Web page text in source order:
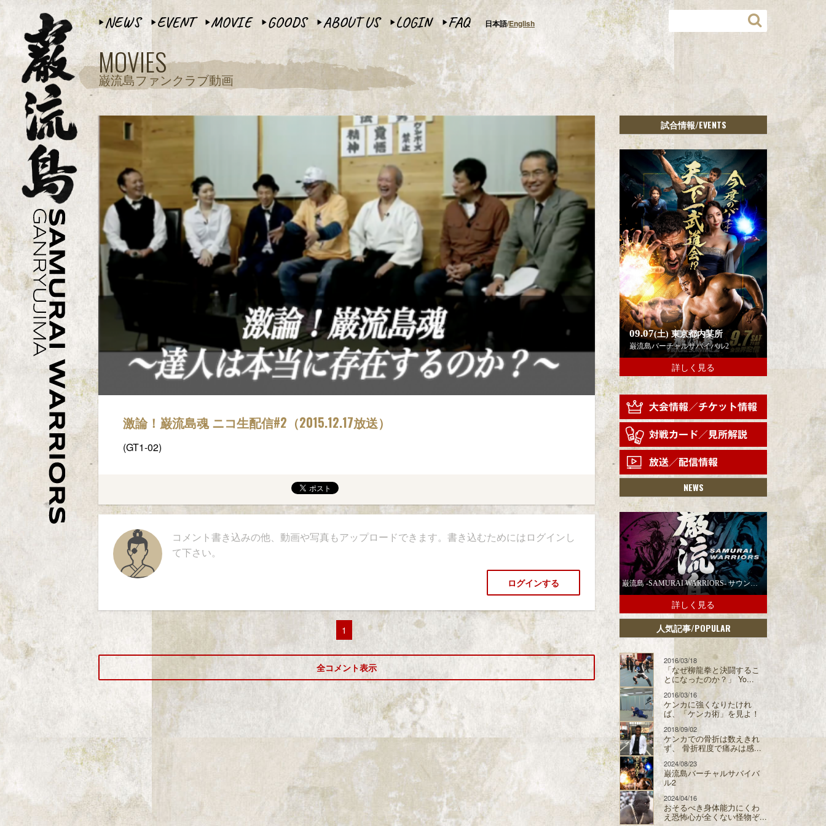
▶︎NEWS ▶︎ EVENT ▶︎MOVIE ▶︎ GOODS ▶︎ABOUT US ▶︎ LOGIN ▶︎FAQ 日本語English
MOVIES
巌流島ファンクラブ動画
激論！巌流島魂 ニコ生配信#2（2015.12.17放送）
(GT1-02)
コメント書き込みの他、動画や写真もアップロードできます。書き込むためにはログインし
て下さい。
ログインする
1
全コメント表示
試合情報/EVENTS
09.07(土)東京都内某所
巌流島バーチャルサバイバル2
詳しく見る
NEWS
巌流島 -SAMURAI WARRIORS- サウンドトラックの配信スタート！
詳しく見る
人気記事/POPULAR
2016/03/18
「なぜ柳龍拳と決闘するこ
とになったのか？」 Yo...
2016/03/16
ケンカに強くなりたけれ
ば、「ケンカ術」を見よ！
2018/09/02
ケンカでの骨折は数えきれ
ず、 骨折程度で痛みは感...
2024/08/23
巌流島バーチャルサバイバ
ル2
2024/04/16
おそるべき身体能力にくわ
え恐怖心が全くない怪物ぞ...